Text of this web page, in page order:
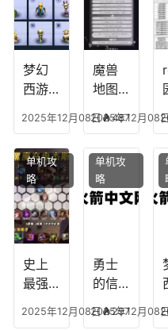
最强
的主
播
最强
梦幻
西游
凡，
梦幻
十二
生肖
2025年12月08日 487
魔兽
地图
任务
攻
略，
魔兽
世界
2025年12月08
史上
最强
2025年12月08日 297
单机攻
略
勇士
的信
物技
2025年12月08
单机攻
略